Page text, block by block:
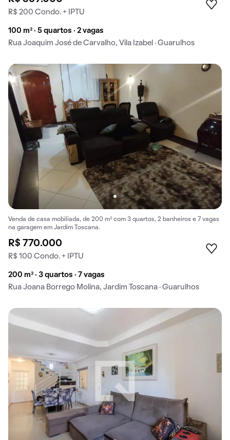
R$ 200 Condo. + IPTU
100 m² · 5 quartos · 2 vagas
Rua Joaquim José de Carvalho, Vila Izabel · Guarulhos
Venda de casa mobiliada, de 200 m² com 3 quartos, 2 banheiros e 7 vagas
na garagem em Jardim Toscana.
R$ 770.000
R$ 100 Condo. + IPTU
200 m² · 3 quartos · 7 vagas
Rua Joana Borrego Molina, Jardim Toscana · Guarulhos